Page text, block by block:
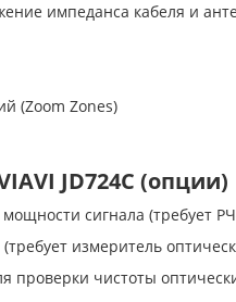
импеданса кабеля и
(Zoom Zones)
JD724C (опции)
сигнала (требует
измеритель
проверки чистоты